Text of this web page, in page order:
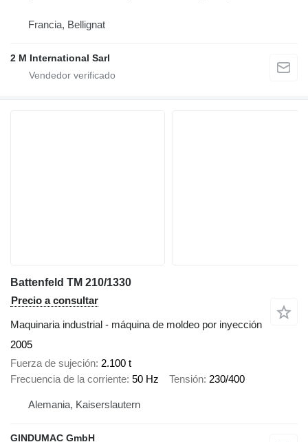
Francia, Bellignat
2 M International Sarl
Battenfeld TM 210/1330
Precio a consultar
Maquinaria industrial - máquina de moldeo por inyección
2005
Fuerza de sujeción 2.100 t
Frecuencia de la corriente 50 Hz Tensión 230/400
Alemania, Kaiserslautern
GINDUMAC GmbH